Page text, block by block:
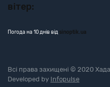
вітер:
Погода на 10 днів від sinoptik.ua
Всі права захищені © 2020
Developed by Infopulse